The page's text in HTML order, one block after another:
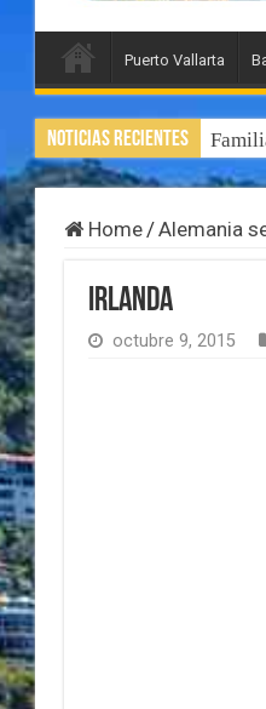
Puerto Vallarta
Noticias Recientes
Home/Alemania
Irlanda
octubre 9, 2015